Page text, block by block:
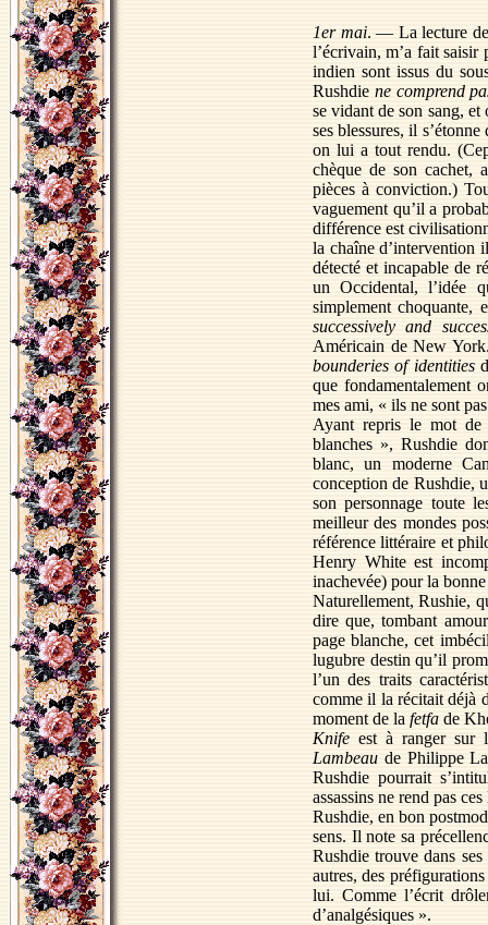
1er mai. — La lecture
l’écrivain, m’a fait saisir
indien sont issus du
Rushdie ne comprend
se vidant de son sang, et
ses blessures, il
on lui a tout rendu.
chèque de son cachet,
pièces à conviction.)
vaguement qu’il a
différence est
la chaîne d’intervention
détecté et incapable de
un Occidental, l’idée
simplement choquante,
successively and
Américain de New
bounderies of identities
que fondamentalement
mes ami, « ils ne sont
Ayant repris le mot de
blanches », Rushdie
blanc, un moderne
conception de Rushdie,
son personnage toute
meilleur des mondes
référence littéraire et
Henry White est
inachevée) pour la
Naturellement, Rushie,
dire que, tombant
page blanche, cet
lugubre destin qu’il
l’un des traits
comme il la récitait déjà
moment de la fetfa de
Knife est à ranger sur
Lambeau de Philippe
Rushdie pourrait
assassins ne rend pas
Rushdie, en bon
sens. Il note sa
Rushdie trouve dans
autres, des
lui. Comme l’écrit
d’analgésiques ».